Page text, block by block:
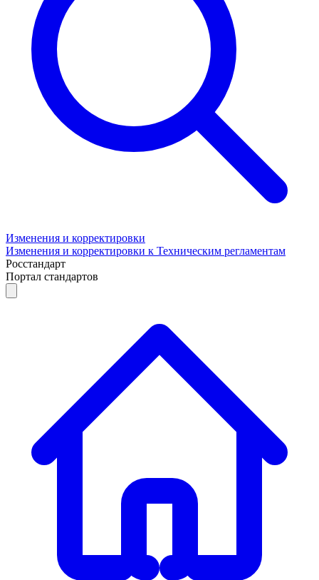
Изменения и корректировки
Изменения и корректировки к Техническим регламентам
Росстандарт
Портал стандартов